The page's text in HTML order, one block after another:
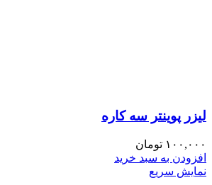
لیزر پوینتر سه کاره
۱۰۰,۰۰۰ تومان
افزودن به سبد خرید
نمایش سریع